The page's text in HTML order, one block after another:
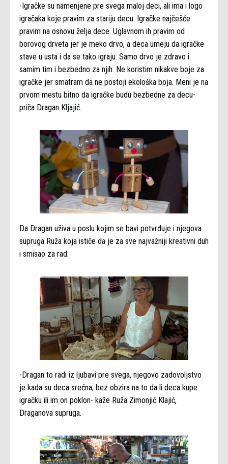
-Igračke su namenjene pre svega maloj deci, ali ima i logo
igračaka koje pravim za stariju decu. Igračke najčešće
pravim na osnovu želja dece. Uglavnom ih pravim od
borovog drveta jer je meko drvo, a deca umeju da igračke
stave u usta i da se tako igraju. Samo drvo je zdravo i
samim tim i bezbedno za njih. Ne koristim nikakve boje za
igračke jer smatram da ne postoji ekološka boja. Meni je na
prvom mestu bitno da igračke budu bezbedne za decu-
priča Dragan Kljajić.
Da Dragan uživa u poslu kojim se bavi potvrđuje i njegova
supruga Ruža koja ističe da je za sve najvažniji kreativni duh
i smisao za rad:
-Dragan to radi iz ljubavi pre svega, njegovo zadovoljstvo
je kada su deca srećna, bez obzira na to da li deca kupe
igračku ili im on poklon- kaže Ruža Zimonjić Klajić,
Draganova supruga.